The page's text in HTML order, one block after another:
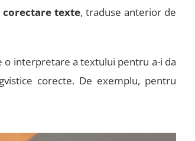
corectare texte, traduse anterior de
o interpretare a textului pentru a-i da
corecte. De exemplu, pentru